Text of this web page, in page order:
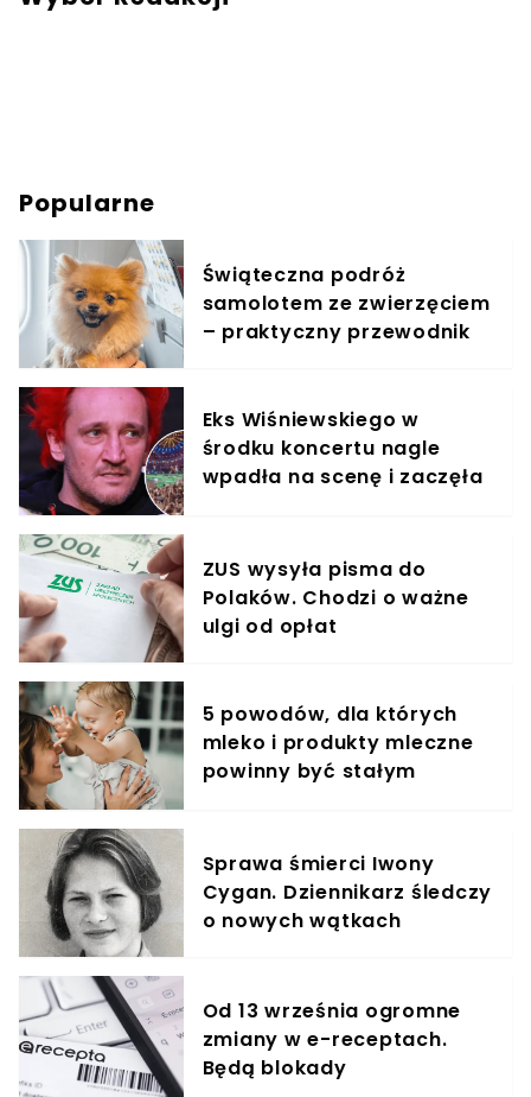
Popularne
Świąteczna podróż
samolotem ze zwierzęciem
– praktyczny przewodnik
Eks Wiśniewskiego w
środku koncertu nagle
wpadła na scenę i zaczęła
ZUS wysyła pisma do
Polaków. Chodzi o ważne
ulgi od opłat
5 powodów, dla których
mleko i produkty mleczne
powinny być stałym
Sprawa śmierci Iwony
Cygan. Dziennikarz śledczy
o nowych wątkach
Od 13 września ogromne
zmiany w e-receptach.
Będą blokady